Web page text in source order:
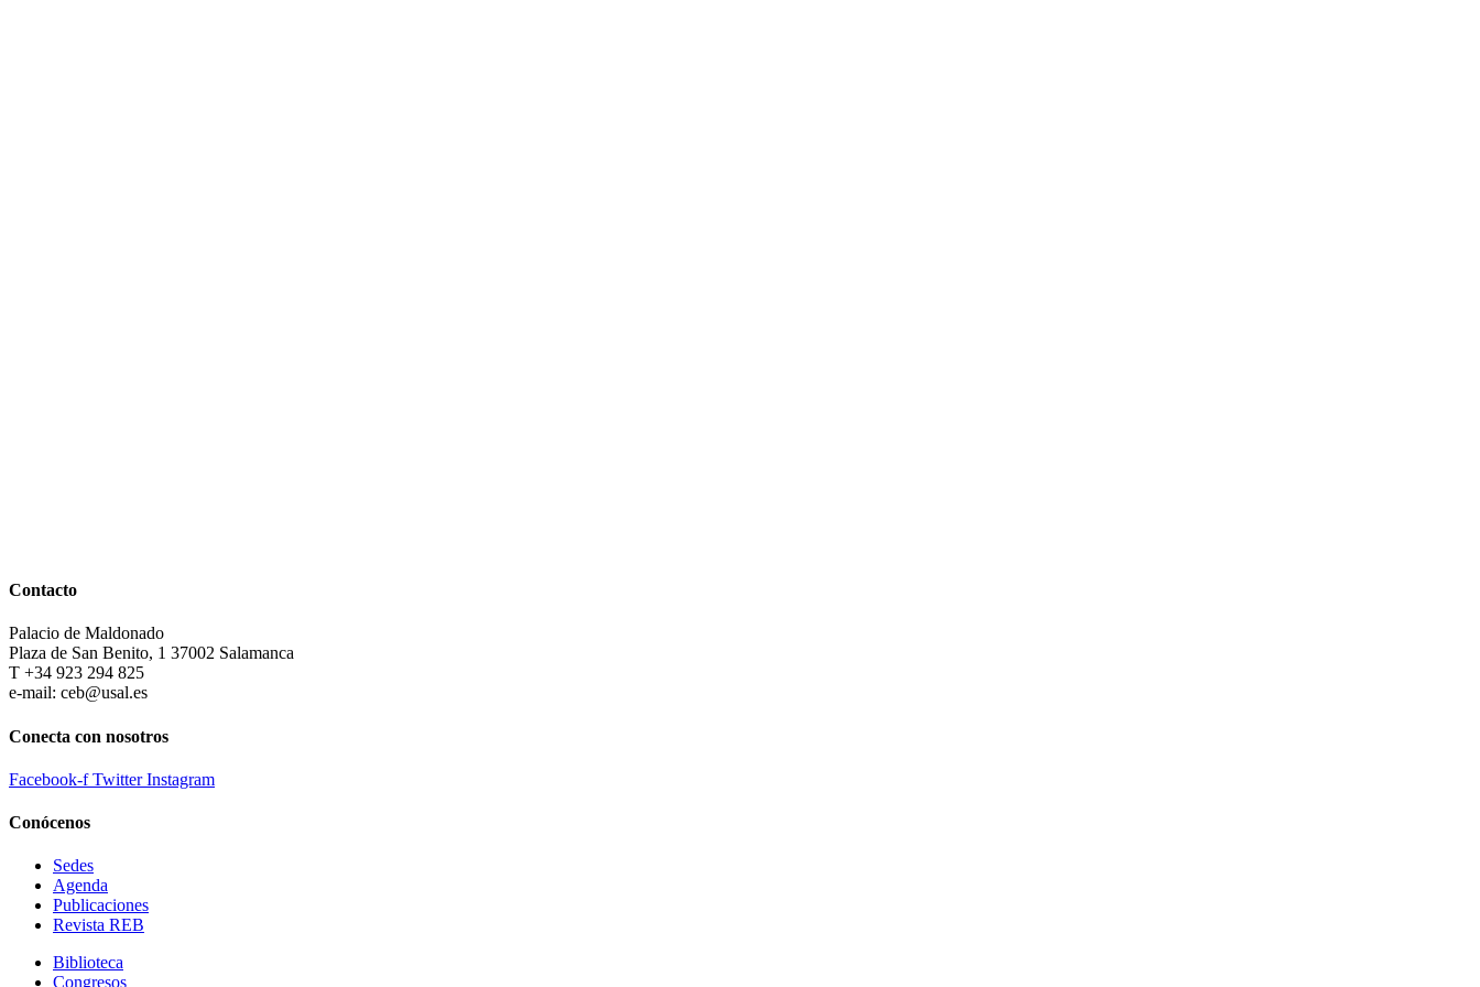
Contacto
Palacio de Maldonado
Plaza de San Benito, 1 37002 Salamanca
T +34 923 294 825
e-mail: ceb@usal.es
Conecta con nosotros
Facebook-f Twitter Instagram
Conócenos
Sedes
Agenda
Publicaciones
Revista REB
Biblioteca
Congresos